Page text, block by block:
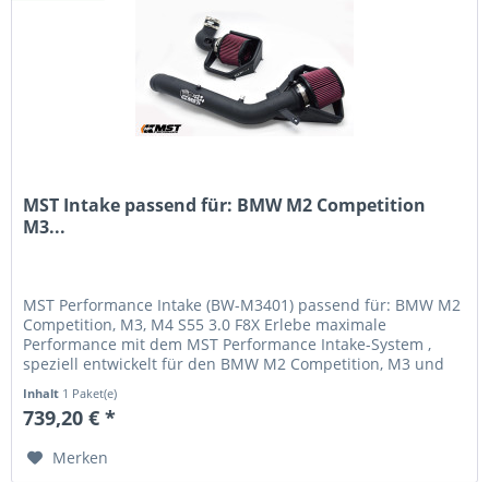
MST Intake passend für: BMW M2 Competition
M3...
MST Performance Intake (BW-M3401) passend für: BMW M2
Competition, M3, M4 S55 3.0 F8X Erlebe maximale
Performance mit dem MST Performance Intake-System ,
speziell entwickelt für den BMW M2 Competition, M3 und
Inhalt 1 Paket(e)
739,20 € *
Merken